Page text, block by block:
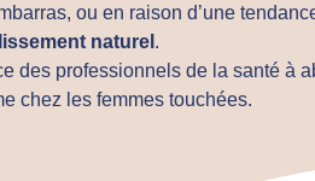
ou en raison d’une
naturel .
des professionnels de la santé à
chez les femmes touchées.